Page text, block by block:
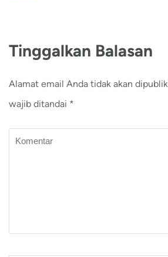
Tinggalkan Balasan
Alamat email Anda tidak akan
wajib ditandai *
Komentar